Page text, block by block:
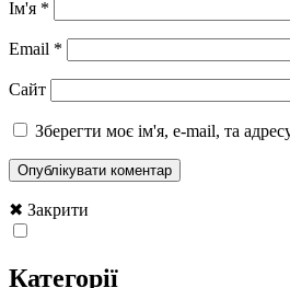
Ім'я *
Email *
Сайт
Зберегти моє ім'я, e-mail, та
✖ Закрити
Категорії